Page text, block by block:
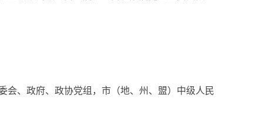
、政府、政协党组，市（地、州、盟）中级人民